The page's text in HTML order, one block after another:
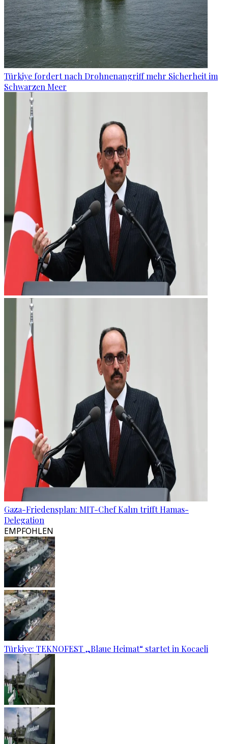
Türkiye fordert nach Drohnenangriff mehr Sicherheit im
Schwarzen Meer
Gaza-Friedensplan: MIT-Chef Kalın trifft Hamas-
Delegation
EMPFOHLEN
Türkiye: TEKNOFEST „Blaue Heimat“ startet in Kocaeli